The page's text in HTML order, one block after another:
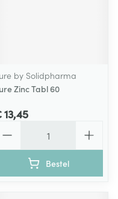
by Solidpharma
Zinc Tabl 60
Bestel